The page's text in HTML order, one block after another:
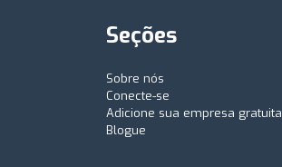
Seções
Sobre nós
Conecte-se
Adicione sua empresa gratuita
Blogue